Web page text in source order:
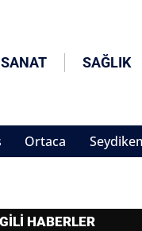
SAĞLIK
Ortaca
HABERLER